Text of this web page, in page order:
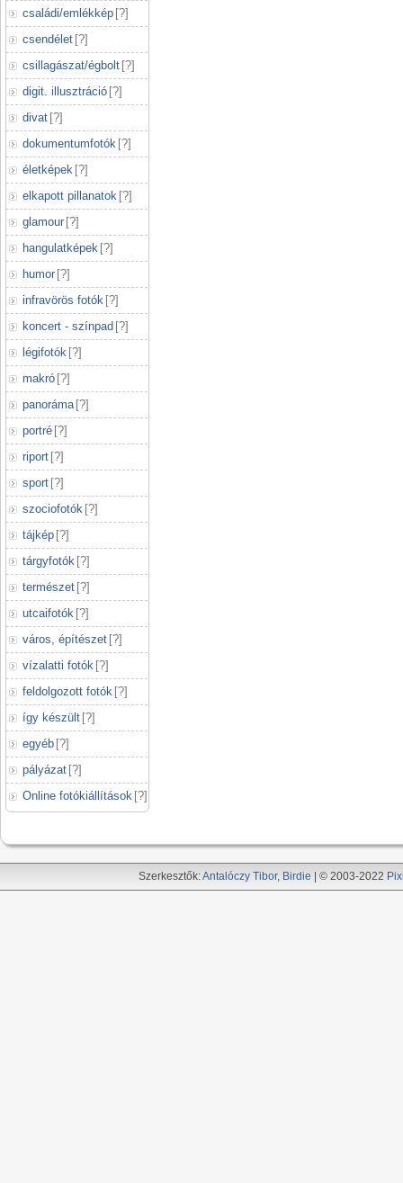
családi/emlékkép [?]
csendélet [?]
csillagászat/égbolt [?]
digit. illusztráció [?]
divat [?]
dokumentumfotók [?]
életképek [?]
elkapott pillanatok [?]
glamour [?]
hangulatképek [?]
humor [?]
infravörös fotók [?]
koncert - színpad [?]
légifotók [?]
makró [?]
panoráma [?]
portré [?]
riport [?]
sport [?]
szociofotók [?]
tájkép [?]
tárgyfotók [?]
természet [?]
utcaifotók [?]
város, építészet [?]
vízalatti fotók [?]
feldolgozott fotók [?]
így készült [?]
egyéb [?]
pályázat [?]
Online fotókiállítások [?]
Szerkesztők:Antalóczy Tibor, Birdie | © 2003-2022